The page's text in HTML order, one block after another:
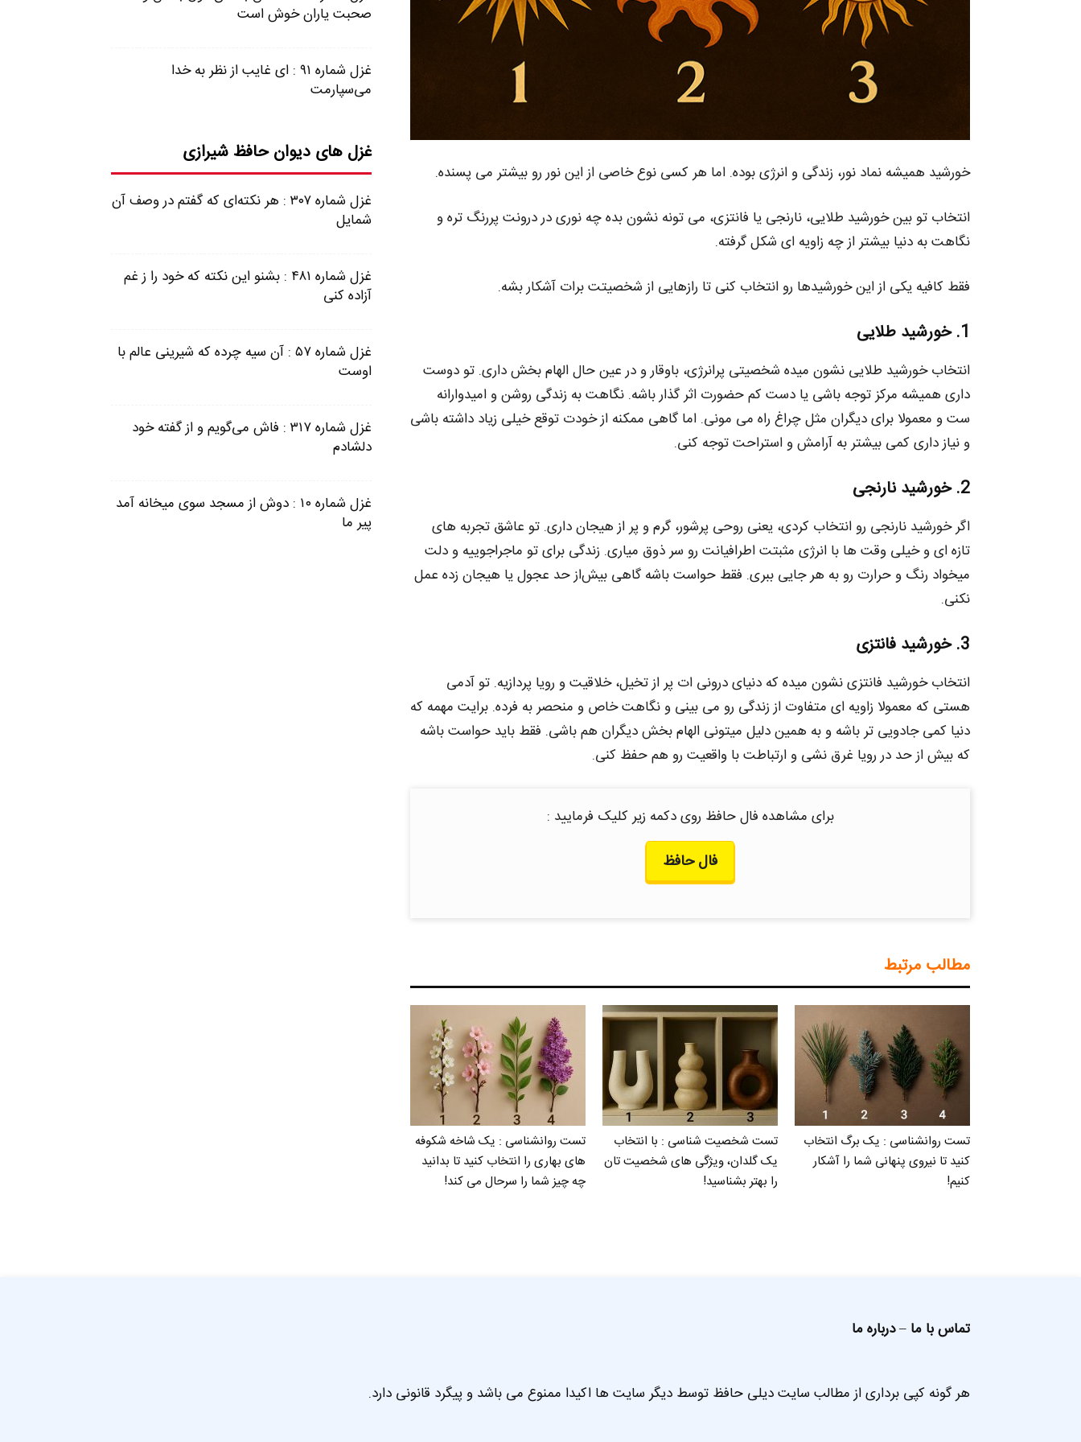
خورشید همیشه نماد نور، زندگی و انرژی بوده. اما هر کسی نوع خاصی از این نور رو بیشتر می‌ پسنده.
انتخاب تو بین خورشید طلایی، نارنجی یا فانتزی، می‌ تونه نشون بده چه نوری در درونت پررنگ‌ تره و
نگاهت به دنیا بیشتر از چه زاویه‌ ای شکل گرفته.
فقط کافیه یکی از این خورشیدها رو انتخاب کنی تا رازهایی از شخصیتت برات آشکار بشه.
1. خورشید طلایی
انتخاب خورشید طلایی نشون میده شخصیتی پرانرژی، باوقار و در عین حال الهام‌ بخش داری. تو دوست
داری همیشه مرکز توجه باشی یا دست‌ کم حضورت اثر گذار باشه. نگاهت به زندگی روشن و امیدوارانه‌
ست و معمولا برای دیگران مثل چراغ راه می‌ مونی. اما گاهی ممکنه از خودت توقع خیلی زیاد داشته باشی
و نیاز داری کمی بیشتر به آرامش و استراحت توجه کنی.
2. خورشید نارنجی
اگر خورشید نارنجی رو انتخاب کردی، یعنی روحی پرشور، گرم و پر از هیجان داری. تو عاشق تجربه‌ های
تازه‌ ای و خیلی وقت‌ ها با انرژی مثبتت اطرافیانت رو سر ذوق میاری. زندگی برای تو ماجراجوییه و دلت
میخواد رنگ و حرارت رو به هر جایی ببری. فقط حواست باشه گاهی بیش‌از حد عجول یا هیجان‌ زده عمل
نکنی.
3. خورشید فانتزی
انتخاب خورشید فانتزی نشون میده که دنیای درونی‌ ات پر از تخیل، خلاقیت و رویا پردازیه. تو آدمی
هستی که معمولا زاویه‌ ای متفاوت از زندگی رو می‌ بینی و نگاهت خاص و منحصر به‌ فرده. برایت مهمه که
دنیا کمی جادویی‌ تر باشه و به همین دلیل میتونی الهام‌ بخش دیگران هم باشی. فقط باید حواست باشه
که بیش‌ از حد در رویا غرق نشی و ارتباطت با واقعیت رو هم حفظ کنی.
برای مشاهده فال حافظ روی دکمه زیر کلیک فرمایید :
فال حافظ
مطالب مرتبط
تست روانشناسی : یک برگ انتخاب
کنید تا نیروی پنهانی شما را آشکار
کنیم!
تست شخصیت شناسی : با انتخاب
یک گلدان، ویژگی های شخصیت تان
را بهتر بشناسید!
تست روانشناسی : یک شاخه شکوفه
های بهاری را انتخاب کنید تا بدانید
چه چیز شما را سرحال می‌ کند!
صحبت یاران خوش است
غزل شماره ۹۱ : ای غایب از نظر به خدا
می‌سپارمت
غزل های دیوان حافظ شیرازی
غزل شماره ۳۰۷ : هر نکته‌ای که گفتم در وصف آن
شمایل
غزل شماره ۴۸۱ : بشنو این نکته که خود را ز غم
آزاده کنی
غزل شماره ۵۷ : آن سیه چرده که شیرینی عالم با
اوست
غزل شماره ۳۱۷ : فاش می‌گویم و از گفته خود
دلشادم
غزل شماره ۱۰ : دوش از مسجد سوی میخانه آمد
پیر ما
تماس با ما –درباره ما
هر گونه کپی برداری از مطالب سایت دیلی حافظ توسط دیگر سایت ها اکیدا ممنوع می باشد و پیگرد قانونی دارد.